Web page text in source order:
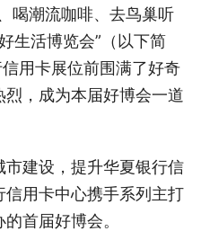
喝潮流咖啡、去鸟巢听
生活博览会”（以下简
用卡展位前围满了好奇
，成为本届好博会一道
建设，提升华夏银行信
用卡中心携手系列主打
首届好博会。